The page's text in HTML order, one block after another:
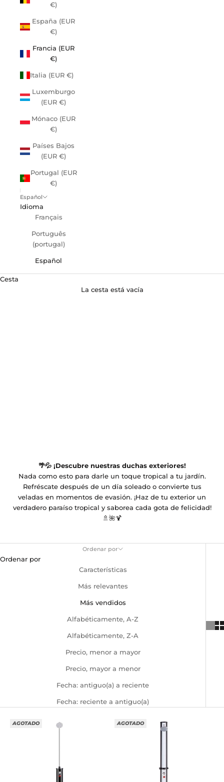
€)
España (EUR
€)
Francia (EUR
€)
Italia (EUR €)
Luxemburgo
(EUR €)
Mónaco (EUR
€)
Países Bajos
(EUR €)
Portugal (EUR
€)
Español
Idioma
Français
Português
(portugal)
Español
Cesta
La cesta está vacía
Duchas al aire libre
🌴💦 ¡Descubre nuestras duchas exteriores!
Nada como esto para darle un toque tropical a tu jardín.
Refréscate después de un día soleado o convierte tus
veladas en momentos de evasión. ¡Haz de tu exterior un
verdadero paraíso tropical y saborea cada gota de felicidad!
🚿🌺🍹
Ordenar por
Ordenar por
Características
Más relevantes
Más vendidos
Alfabéticamente, A-Z
Alfabéticamente, Z-A
Precio, menor a mayor
Precio, mayor a menor
Fecha: antiguo(a) a reciente
Fecha: reciente a antiguo(a)
AGOTADO AGOTADO